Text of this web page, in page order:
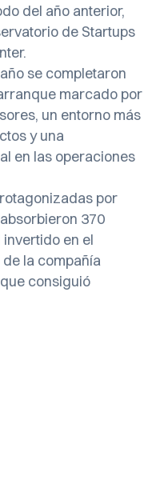
del año anterior,
de Startups
se completaron
marcado por
un entorno más
y una
en las operaciones
por
370
en el
la compañía
consiguió